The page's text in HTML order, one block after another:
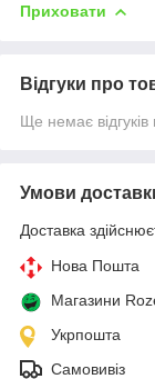
Приховати
Відгуки про
Ще немає
Умови
Доставка
Нова Пошта
Магазини
Укрпошта
Самовивіз